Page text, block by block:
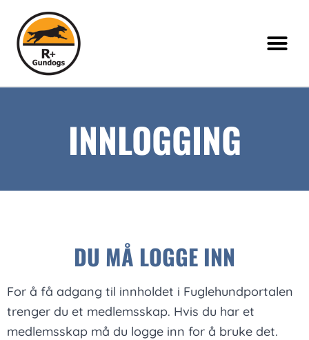
INNLOGGING
DU MÅ LOGGE INN
For å få adgang til innholdet i Fuglehundportalen
trenger du et medlemsskap. Hvis du har et
medlemsskap må du logge inn for å bruke det.